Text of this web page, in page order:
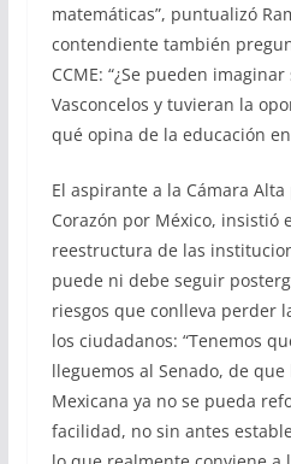
matemáticas”, puntualizó
contendiente también
CCME: “¿Se pueden
Vasconcelos y tuvieran la
qué opina de la educación
El aspirante a la Cámara
Corazón por México, insistió
reestructura de las
puede ni debe seguir
riesgos que conlleva perder
los ciudadanos: “Tenemos
lleguemos al Senado, de
Mexicana ya no se pueda
facilidad, no sin antes